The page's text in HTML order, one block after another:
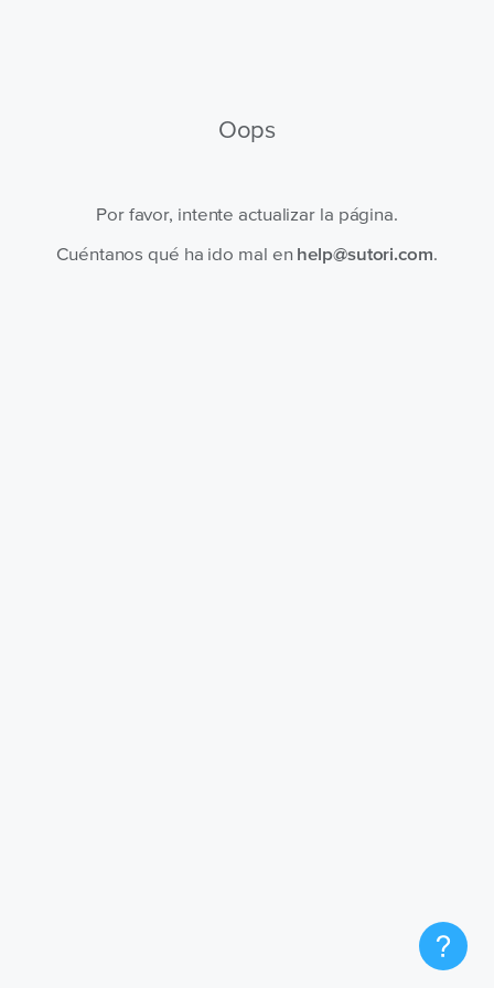
Oops
Por favor, intente actualizar la página.
Cuéntanos qué ha ido mal en help@sutori.com.